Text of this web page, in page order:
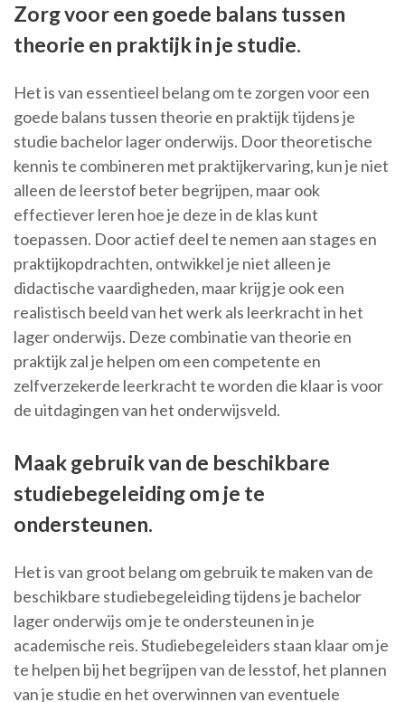
Zorg voor een goede balans tussen
theorie en praktijk in je studie.
Het is van essentieel belang om te zorgen voor een
goede balans tussen theorie en praktijk tijdens je
studie bachelor lager onderwijs. Door theoretische
kennis te combineren met praktijkervaring, kun je niet
alleen de leerstof beter begrijpen, maar ook
effectiever leren hoe je deze in de klas kunt
toepassen. Door actief deel te nemen aan stages en
praktijkopdrachten, ontwikkel je niet alleen je
didactische vaardigheden, maar krijg je ook een
realistisch beeld van het werk als leerkracht in het
lager onderwijs. Deze combinatie van theorie en
praktijk zal je helpen om een competente en
zelfverzekerde leerkracht te worden die klaar is voor
de uitdagingen van het onderwijsveld.
Maak gebruik van de beschikbare
studiebegeleiding om je te
ondersteunen.
Het is van groot belang om gebruik te maken van de
beschikbare studiebegeleiding tijdens je bachelor
lager onderwijs om je te ondersteunen in je
academische reis. Studiebegeleiders staan klaar om je
te helpen bij het begrijpen van de lesstof, het plannen
van je studie en het overwinnen van eventuele